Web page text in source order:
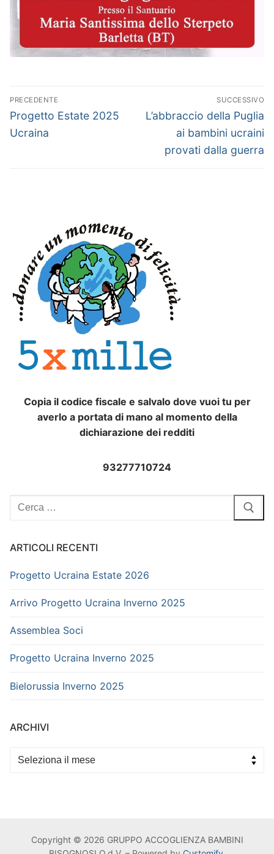
Navigazione
articoli
PRECEDENTE
Articolo
precedente:
Progetto Estate 2025
Ucraina
SUCCESSIVO
Articolo
successivo:
L’abbraccio della Puglia
ai bambini ucraini
provati dalla guerra
Copia il codice fiscale e salvalo dove vuoi tu per
averlo a portata di mano al momento della
dichiarazione dei redditi
93277710724
Cerca:
ARTICOLI RECENTI
Progetto Ucraina Estate 2026
Arrivo Progetto Ucraina Inverno 2025
Assemblea Soci
Progetto Ucraina Inverno 2025
Bielorussia Inverno 2025
ARCHIVI
Archivi
Copyright © 2026 GRUPPO ACCOGLIENZA BAMBINI